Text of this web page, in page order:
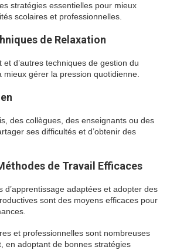
stratégies essentielles pour mieux
scolaires et professionnelles.
de Relaxation
d’autres techniques de gestion du
gérer la pression quotidienne.
des collègues, des enseignants ou des
ses difficultés et d’obtenir des
de Travail Efficaces
d’apprentissage adaptées et adopter des
sont des moyens efficaces pour
et professionnelles sont nombreuses
en adoptant de bonnes stratégies